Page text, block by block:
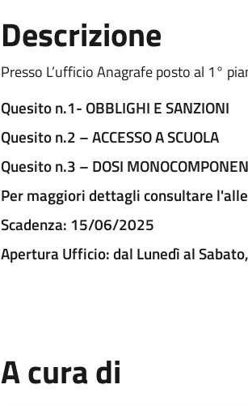
Descrizione
Presso L’ufficio Anagrafe posto al 1°
Quesito n.1- OBBLIGHI E SANZIONI
Quesito n.2 – ACCESSO A SCUOLA
Quesito n.3 – DOSI
Per maggiori dettagli consultare
Scadenza: 15/06/2025
Apertura Ufficio: dal Lunedì al
A cura di